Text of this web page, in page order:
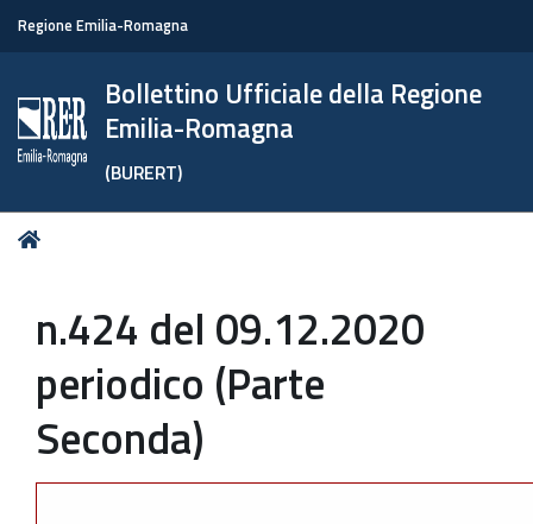
Regione Emilia-Romagna
Bollettino Ufficiale della Regione
Emilia-Romagna
(BURERT)
Tu
n.424 del 09.12.2020
periodico (Parte
Seconda)